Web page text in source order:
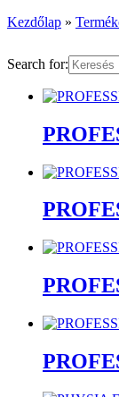
Kezdőlap »
Search for: